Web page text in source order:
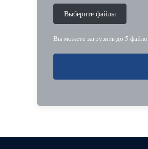
Выберите файлы
Вы можете загрузить до 5